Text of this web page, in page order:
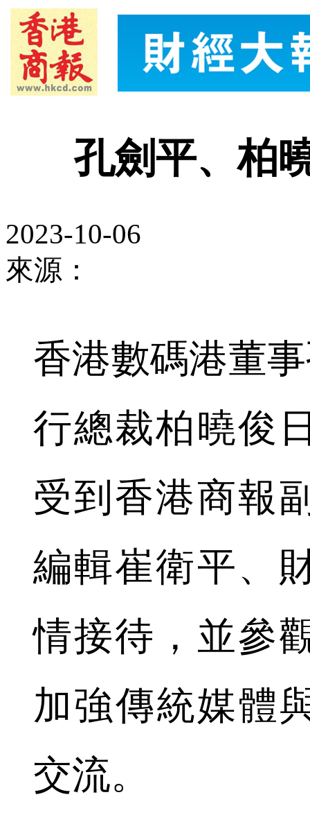
孔劍平、柏
2023-10-06
來源：
香港數碼港董
行總裁柏曉俊
受到香港商報
編輯崔衛平、
情接待，並參
加強傳統媒體
交流。